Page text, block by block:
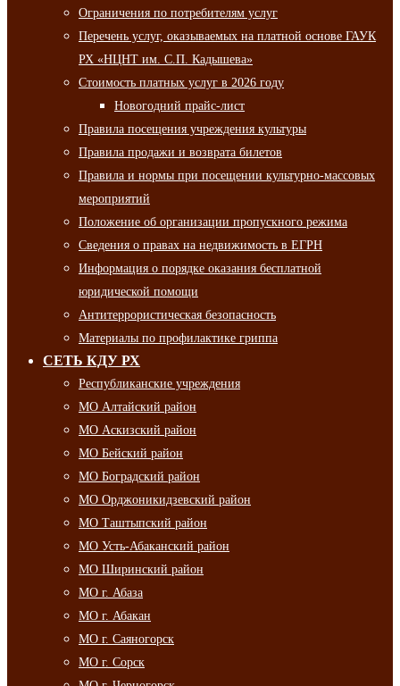
Ограничения по потребителям услуг
Перечень услуг, оказываемых на платной основе ГАУК
РХ «НЦНТ им. С.П. Кадышева»
Стоимость платных услуг в 2026 году
Новогодний прайс-лист
Правила посещения учреждения культуры
Правила продажи и возврата билетов
Правила и нормы при посещении культурно-массовых
мероприятий
Положение об организации пропускного режима
Сведения о правах на недвижимость в ЕГРН
Информация о порядке оказания бесплатной
юридической помощи
Антитеррористическая безопасность
Материалы по профилактике гриппа
СЕТЬ КДУ РХ
Республиканские учреждения
МО Алтайский район
МО Аскизский район
МО Бейский район
МО Боградский район
МО Орджоникидзевский район
МО Таштыпский район
МО Усть-Абаканский район
МО Ширинский район
МО г. Абаза
МО г. Абакан
МО г. Саяногорск
МО г. Сорск